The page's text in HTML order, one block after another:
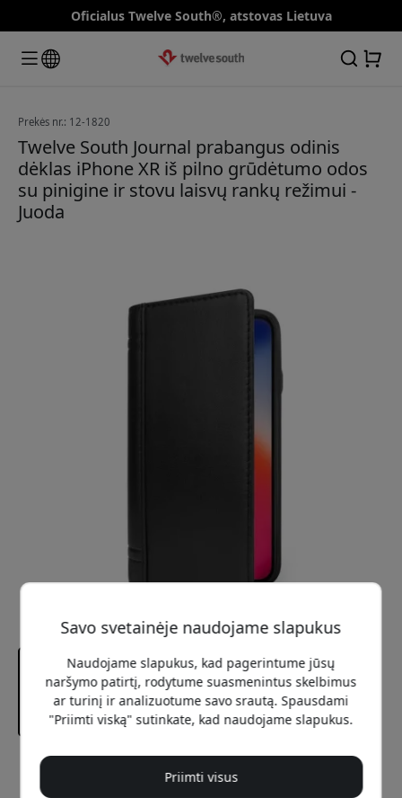
Oficialus Twelve South®, atstovas Lietuva
Prekės nr.: 12-1820
Twelve South Journal prabangus odinis
dėklas iPhone XR iš pilno grūdėtumo odos
su pinigine ir stovu laisvų rankų režimui -
Juoda
Rekomenduojama kaina
Savo svetainėje naudojame slapukus
Naudojame slapukus, kad pagerintume jūsų
naršymo patirtį, rodytume suasmenintus skelbimus
ar turinį ir analizuotume savo srautą. Spausdami
"Priimti viską" sutinkate, kad naudojame slapukus.
Priimti visus